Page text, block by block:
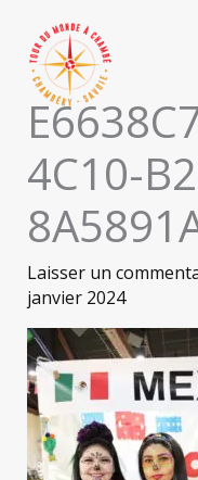
contenu
4C10-
Laisser un
janvier 2024